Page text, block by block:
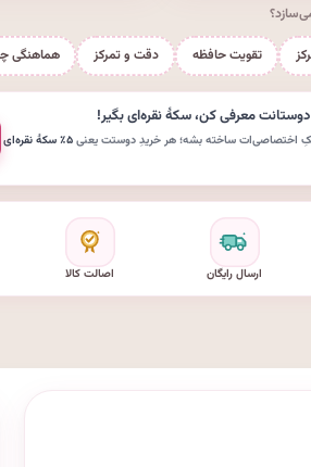
تقویت حافظه دقت و تمرکز هماهنگی
معرفی کن،سکهٔ نقره‌ایبگیر!
اختصاصی‌ات ساخته بشه؛ هر خریدِ دوستت یعنی۵٪ سکهٔ نقره‌ای
ارسال رایگان اصالت کالا